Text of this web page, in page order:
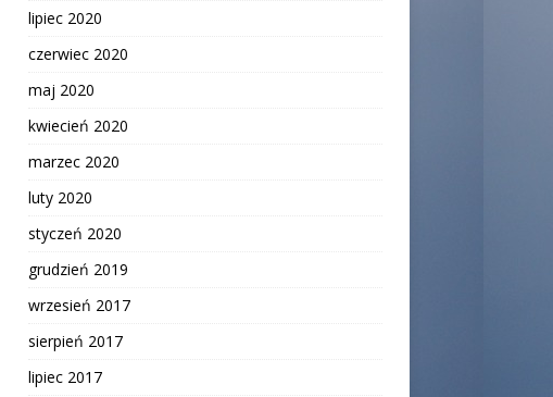
lipiec 2020
czerwiec 2020
maj 2020
kwiecień 2020
marzec 2020
luty 2020
styczeń 2020
grudzień 2019
wrzesień 2017
sierpień 2017
lipiec 2017